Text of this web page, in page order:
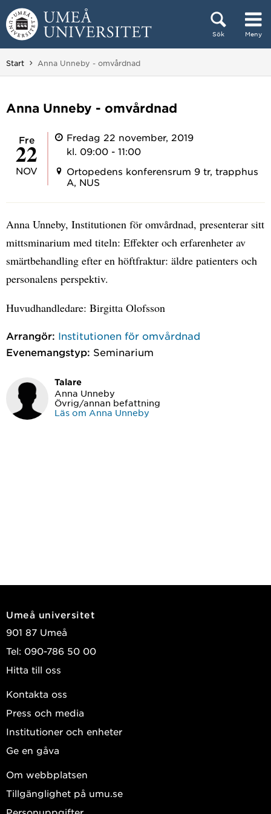
Hoppa direkt till innehållet
Sök Meny
Huvudmenyn dold.
Start Du är här:
Anna Unneby - omvårdnad
Anna Unneby - omvårdnad
fre
22
NOV
Fredag 22 november, 2019
kl. 09:00 - 11:00
Ortopedens konferensrum 9 tr, trapphus
A, NUS
Anna Unneby, Institutionen för omvårdnad, presenterar sitt
mittsminarium med titeln: Effekter och erfarenheter av
smärtbehandling efter en höftfraktur: äldre patienters och
personalens perspektiv.
Huvudhandledare: Birgitta Olofsson
Arrangör: Institutionen för omvårdnad
Evenemangstyp: Seminarium
Talare
Anna Unneby
Övrig/annan befattning
Läs om Anna Unneby
Umeå universitet
901 87 Umeå
Tel: 090-786 50 00
Hitta till oss
Kontakta oss
Press och media
Institutioner och enheter
Ge en gåva
Om webbplatsen
Tillgänglighet på umu.se